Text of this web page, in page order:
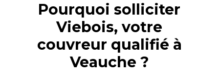
Pourquoi solliciter
Viebois, votre
couvreur qualifié à
Veauche ?